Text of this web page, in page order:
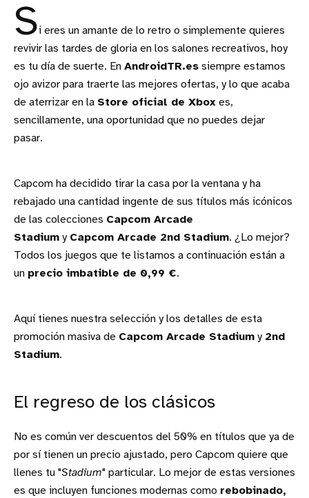
Si eres un amante de lo retro o simplemente quieres
revivir las tardes de gloria en los salones recreativos, hoy
es tu día de suerte. En AndroidTR.es siempre estamos
ojo avizor para traerte las mejores ofertas, y lo que acaba
de aterrizar en la Store oficial de Xbox es,
sencillamente, una oportunidad que no puedes dejar
pasar.
Capcom ha decidido tirar la casa por la ventana y ha
rebajado una cantidad ingente de sus títulos más icónicos
de las colecciones Capcom Arcade
Stadium y Capcom Arcade 2nd Stadium. ¿Lo mejor?
Todos los juegos que te listamos a continuación están a
un precio imbatible de 0,99 €.
Aquí tienes nuestra selección y los detalles de esta
promoción masiva de Capcom Arcade Stadium y 2nd
Stadium.
El regreso de los clásicos
No es común ver descuentos del 50% en títulos que ya de
por sí tienen un precio ajustado, pero Capcom quiere que
llenes tu "Stadium" particular. Lo mejor de estas versiones
es que incluyen funciones modernas como rebobinado,